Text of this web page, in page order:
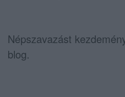
Népszavazást
blog.